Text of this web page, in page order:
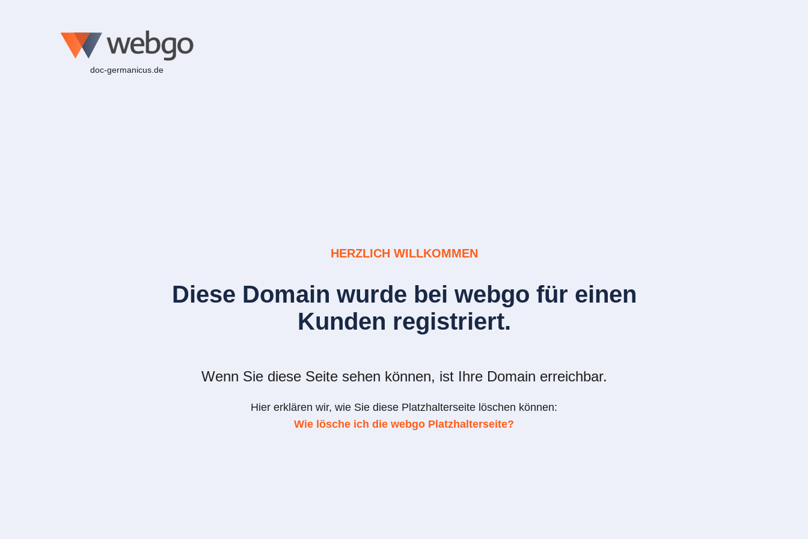
doc-germanicus.de
HERZLICH WILLKOMMEN
Diese Domain wurde bei webgo für einen
Kunden registriert.
Wenn Sie diese Seite sehen können, ist Ihre Domain erreichbar.
Hier erklären wir, wie Sie diese Platzhalterseite löschen können:
Wie lösche ich die webgo Platzhalterseite?